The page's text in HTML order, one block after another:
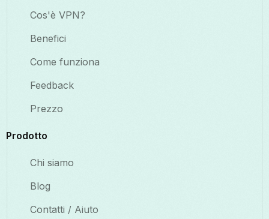
Cos'è VPN?
Benefici
Come funziona
Feedback
Prezzo
Prodotto
Chi siamo
Blog
Contatti / Aiuto